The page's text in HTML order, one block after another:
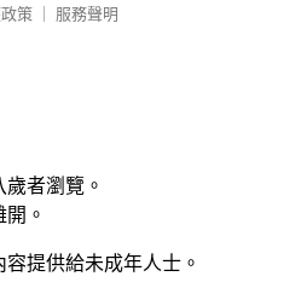
策
服務聲明
者瀏覽。
。
提供給未成年人士。